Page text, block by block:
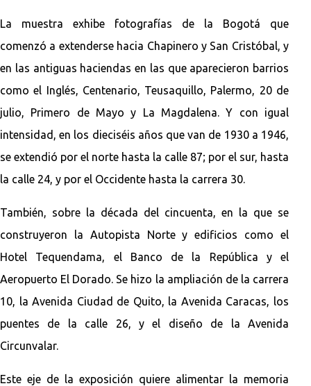
La muestra exhibe fotografías de la Bogotá que
comenzó a extenderse hacia Chapinero y San Cristóbal, y
en las antiguas haciendas en las que aparecieron barrios
como el Inglés, Centenario, Teusaquillo, Palermo, 20 de
julio, Primero de Mayo y La Magdalena. Y con igual
intensidad, en los dieciséis años que van de 1930 a 1946,
se extendió por el norte hasta la calle 87; por el sur, hasta
la calle 24, y por el Occidente hasta la carrera 30.
También, sobre la década del cincuenta, en la que se
construyeron la Autopista Norte y edificios como el
Hotel Tequendama, el Banco de la República y el
Aeropuerto El Dorado. Se hizo la ampliación de la carrera
10, la Avenida Ciudad de Quito, la Avenida Caracas, los
puentes de la calle 26, y el diseño de la Avenida
Circunvalar.
Este eje de la exposición quiere alimentar la memoria